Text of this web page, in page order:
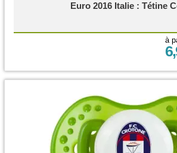
Euro 2016 Italie : Tétine
à